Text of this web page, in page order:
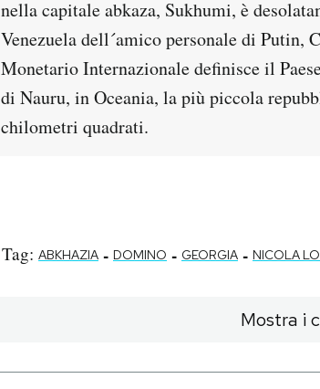
nella capitale abkaza, Sukhumi, è
Venezuela dell´amico personale di Putin,
Monetario Internazionale definisce il
di Nauru, in Oceania, la più piccola
chilometri quadrati.
Tag: ABKHAZIA - DOMINO - GEORGIA - NICOLA
Mostra i